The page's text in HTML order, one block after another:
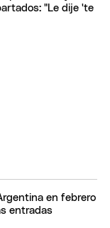
"Le dije 'te
en febrero
entradas